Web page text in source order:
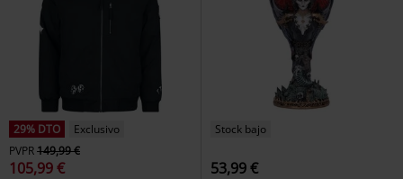
29% DTO
Exclusivo
PVPR149,99 €
105,99 €
Stock bajo
53,99 €